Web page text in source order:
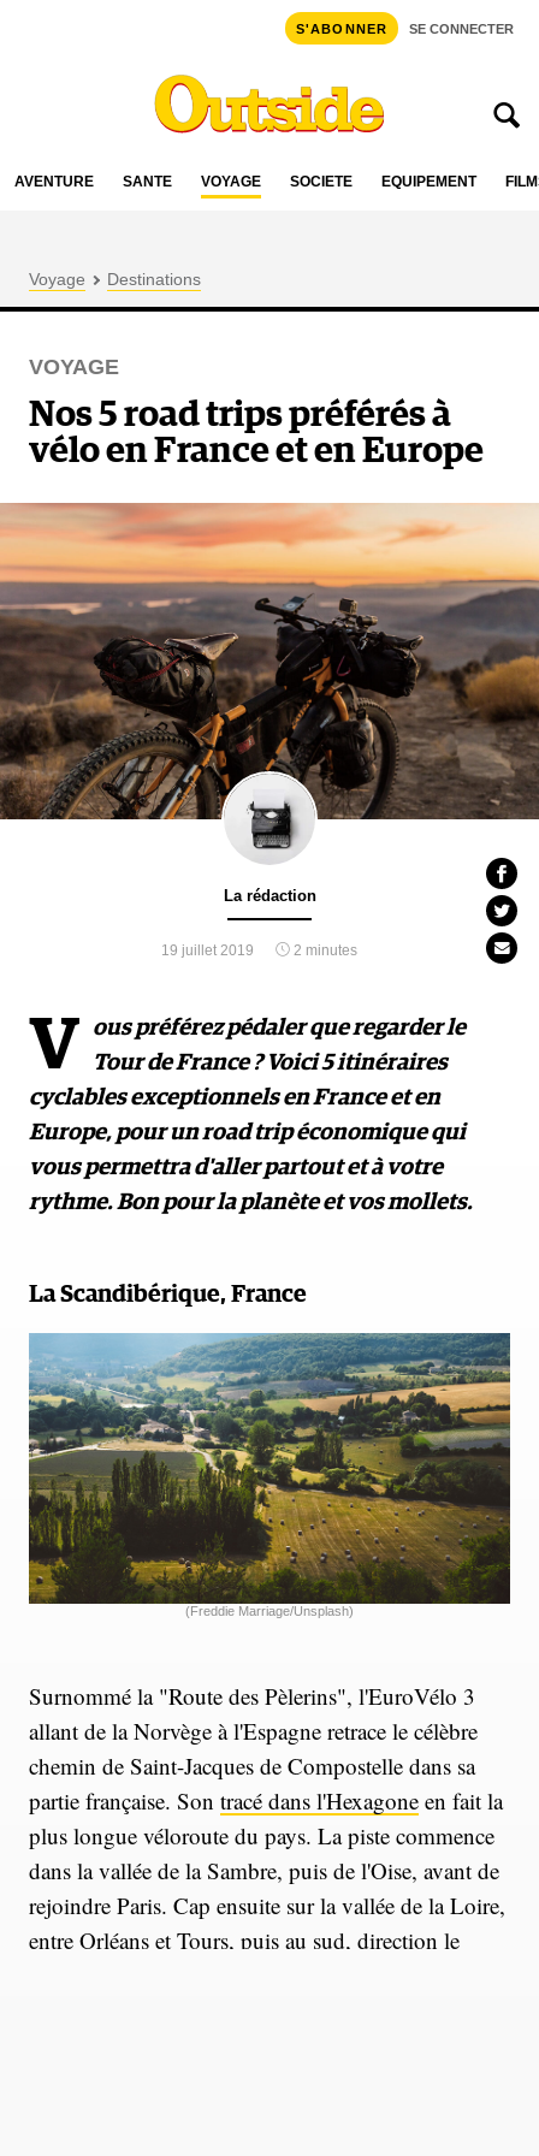
S'ABONNER SE CONNECTER
AVENTURE SANTÉ VOYAGE SOCIÉTÉ ÉQUIPEMENT
Voyage Destinations
VOYAGE
Nos 5 road trips préférés à
vélo en France et en Europe
La rédaction
19 juillet 2019 2 minutes
V
ous préférez pédaler que regarder le
Tour de France ? Voici 5 itinéraires
cyclables exceptionnels en France et en
Europe, pour un road trip économique qui
vous permettra d'aller partout et à votre
rythme. Bon pour la planète et vos mollets.
La Scandibérique, France
(Freddie Marriage/Unsplash)
Surnommé la "Route des Pèlerins", l'EuroVélo 3
allant de la Norvège à l'Espagne retrace le célèbre
chemin de Saint-Jacques de Compostelle dans sa
partie française. Son tracé dans l'Hexagone en fait la
plus longue véloroute du pays. La piste commence
dans la vallée de la Sambre, puis de l'Oise, avant de
rejoindre Paris. Cap ensuite sur la vallée de la Loire,
entre Orléans et Tours, puis au sud, direction le